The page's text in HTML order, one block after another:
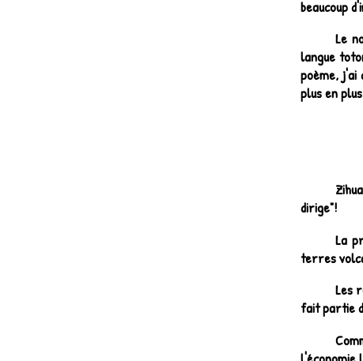
beaucoup
Le
langue
poème, j'ai
plus en
dirige"!
La
terres
Les
fait partie